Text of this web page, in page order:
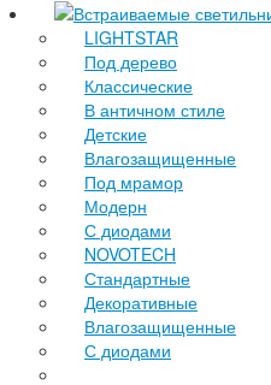
Встраиваемые
LIGHTSTAR
Под дерево
Классические
В античном стиле
Детские
Влагозащищенные
Под мрамор
Модерн
С диодами
NOVOTECH
Стандартные
Декоративные
Влагозащищенные
С диодами